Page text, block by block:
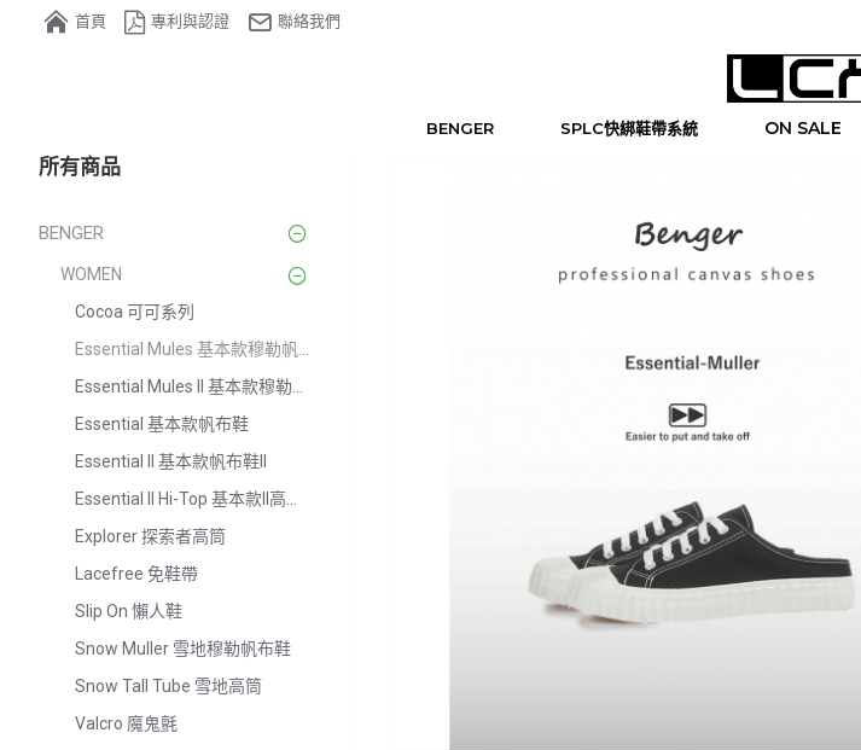
首頁 專利與認證 聯絡我們
BENGER SPLC快綁鞋帶系統 ON SALE
所有商品
BENGER
WOMEN
Cocoa 可可系列
Essential 基本款帆布鞋
Essential II 基本款帆布鞋II
Explorer 探索者高筒
Lacefree 免鞋帶
Slip On 懶人鞋
Snow Muller 雪地穆勒帆布鞋
Snow Tall Tube 雪地高筒
Valcro 魔鬼氈